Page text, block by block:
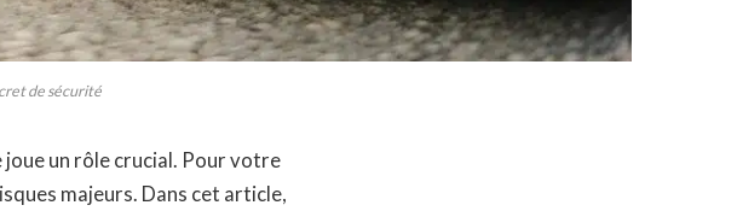
de sécurité
un rôle crucial. Pour votre
majeurs. Dans cet article,